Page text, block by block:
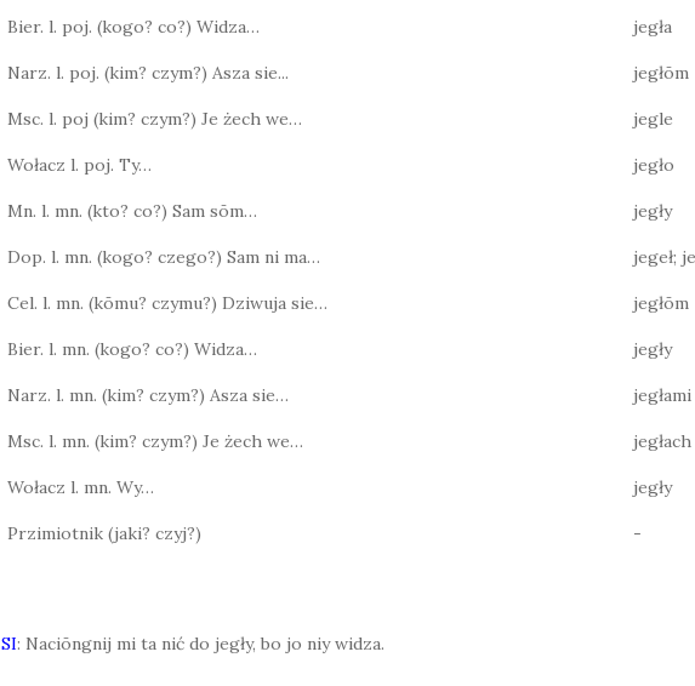
Bier. l. poj. (kogo? co?) Widza… jegła
Narz. l. poj. (kim? czym?) Asza sie... jegłōm
Msc. l. poj (kim? czym?) Je żech we… jegle
Wołacz l. poj. Ty… jegło
Mn. l. mn. (kto? co?) Sam sōm… jegły
Dop. l. mn. (kogo? czego?) Sam ni ma… jegeł;
Cel. l. mn. (kōmu? czymu?) Dziwuja sie… jegłōm
Bier. l. mn. (kogo? co?) Widza… jegły
Narz. l. mn. (kim? czym?) Asza sie… jegłami
Msc. l. mn. (kim? czym?) Je żech we… jegłach
Wołacz l. mn. Wy… jegły
Przimiotnik (jaki? czyj?) -
SI: Naciōngnij mi ta nić do jegły, bo jo niy widza.